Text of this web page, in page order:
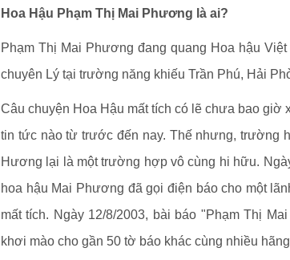
Hoa Hậu Phạm Thị Mai Phương là ai?
Phạm Thị Mai Phương đang quang Hoa hậu
chuyên Lý tại trường năng khiếu Trần Phú, Hải
Câu chuyện Hoa Hậu mất tích có lẽ chưa bao giờ
tin tức nào từ trước đến nay. Thế nhưng, trường
Hương lại là một trường hợp vô cùng hi hữu.
hoa hậu Mai Phương đã gọi điện báo cho một
mất tích. Ngày 12/8/2003, bài báo "Phạm Thị
khơi mào cho gần 50 tờ báo khác cùng nhiều